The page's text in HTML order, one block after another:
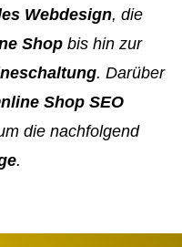
Webdesign, die
Shop bis hin zur
. Darüber
Shop SEO
die nachfolgend
.